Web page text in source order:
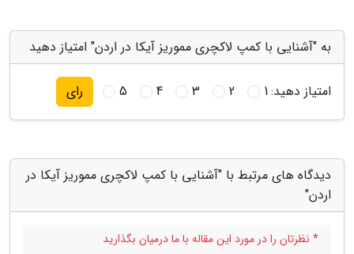
به "آشنایی با کمپ لاکچری مموریز آیکا در اردن" امتیاز دهید
امتیاز دهید:1
2
3
4
5 رای
دیدگاه های مرتبط با "آشنایی با کمپ لاکچری مموریز آیکا در
اردن"
* نظرتان را در مورد این مقاله با ما درمیان بگذارید